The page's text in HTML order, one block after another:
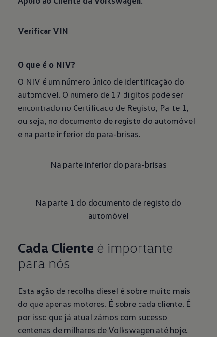
Verificar VIN
O que é o NIV?
O NIV é um número único de identificação do
automóvel. O número de 17 dígitos pode ser
encontrado no Certificado de Registo, Parte 1,
ou seja, no documento de registo do automóvel
e na parte inferior do para-brisas.
Na parte inferior do para-brisas
Na parte 1 do documento de registo do
automóvel
Cada Cliente é importante
para nós
Esta ação de recolha diesel é sobre muito mais
do que apenas motores. É sobre cada cliente. É
por isso que já atualizámos com sucesso
centenas de milhares de Volkswagen até hoje.